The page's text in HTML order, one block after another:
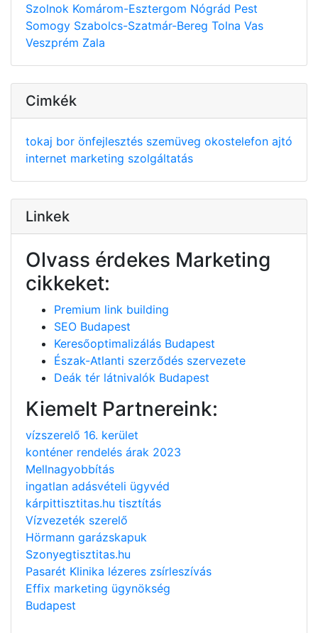
Szolnok Komárom-Esztergom Nógrád Pest
Somogy Szabolcs-Szatmár-Bereg Tolna Vas
Veszprém Zala
Cimkék
tokaj bor önfejlesztés szemüveg okostelefon ajtó
internet marketing szolgáltatás
Linkek
Olvass érdekes Marketing
cikkeket:
Premium link building
SEO Budapest
Keresőoptimalizálás Budapest
Észak-Atlanti szerződés szervezete
Deák tér látnivalók Budapest
Kiemelt Partnereink:
vízszerelő 16. kerület
konténer rendelés árak 2023
Mellnagyobbítás
ingatlan adásvételi ügyvéd
kárpittisztitas.hu tisztítás
Vízvezeték szerelő
Hörmann garázskapuk
Szonyegtisztitas.hu
Pasarét Klinika lézeres zsírleszívás
Effix marketing ügynökség
Budapest